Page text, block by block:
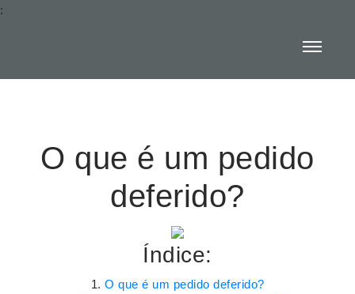
:
O que é um pedido
deferido?
Índice:
O que é um pedido deferido?